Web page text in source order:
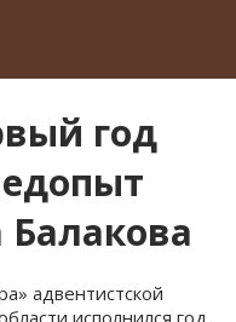
год
Балакова
адвентистской
исполнился год.